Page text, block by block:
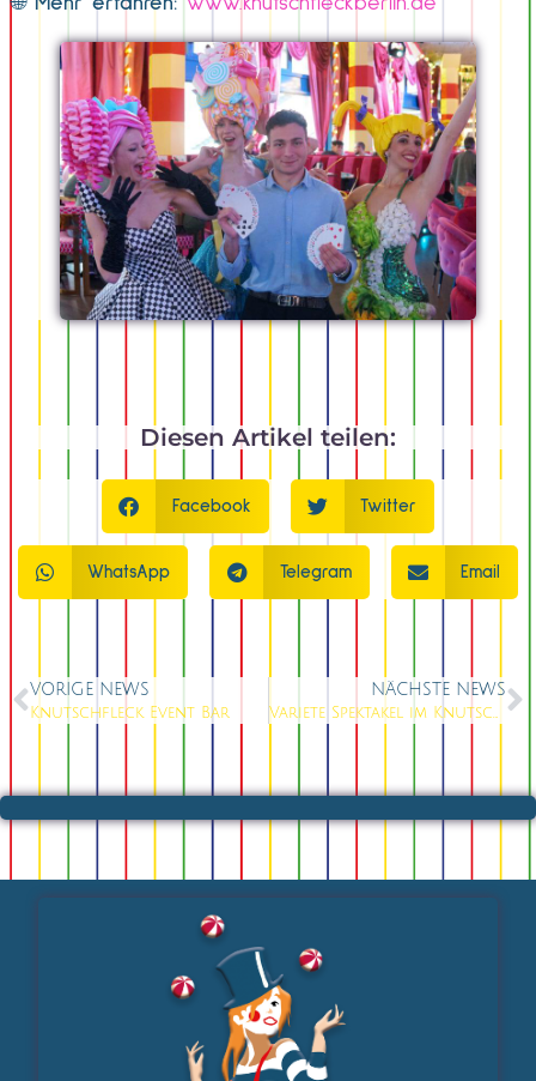
Diesen Artikel teilen:
Facebook Twitter
WhatsApp Telegram Email
VORIGE NEWS
Knutschfleck Event Bar
NÄCHSTE NEWS
Variete Spektakel im Knutschfleck